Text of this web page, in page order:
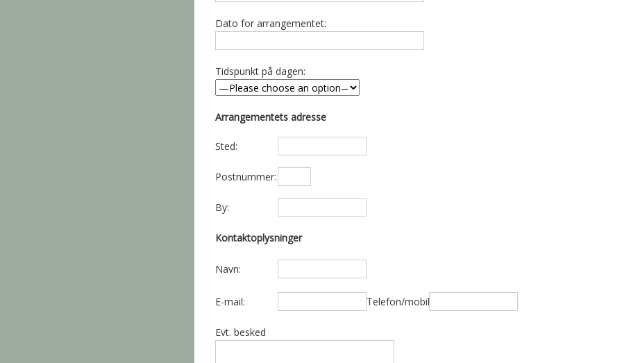
Dato for arrangementet:
Tidspunkt på dagen:
Arrangementets adresse
Sted:
Postnummer:
By:
Kontaktoplysninger
Navn:
E-mail: Telefon/mobil:
Evt. besked